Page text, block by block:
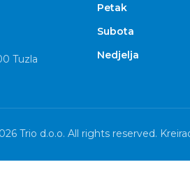
Tuzla
Petak
Subota
Nedjelja
Trio d.o.o. All rights reserved.